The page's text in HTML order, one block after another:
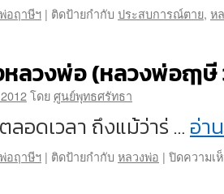
อฤาษีฯ | ติดป้ายกำกับ ประสบการณ์ตาย, ห
ลวงพ่อ (หลวงพ่อฤๅษี
โดยศูนย์พุทธศรัทธา
อดเวลา ถึงแม้ว่าร่ … อ่า
อฤาษีฯ | ติดป้ายกำกับ หลวงพ่อ | ปิดความเ